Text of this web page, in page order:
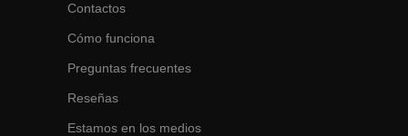
Contactos
Cómo funciona
Preguntas frecuentes
Reseñas
Estamos en los medios